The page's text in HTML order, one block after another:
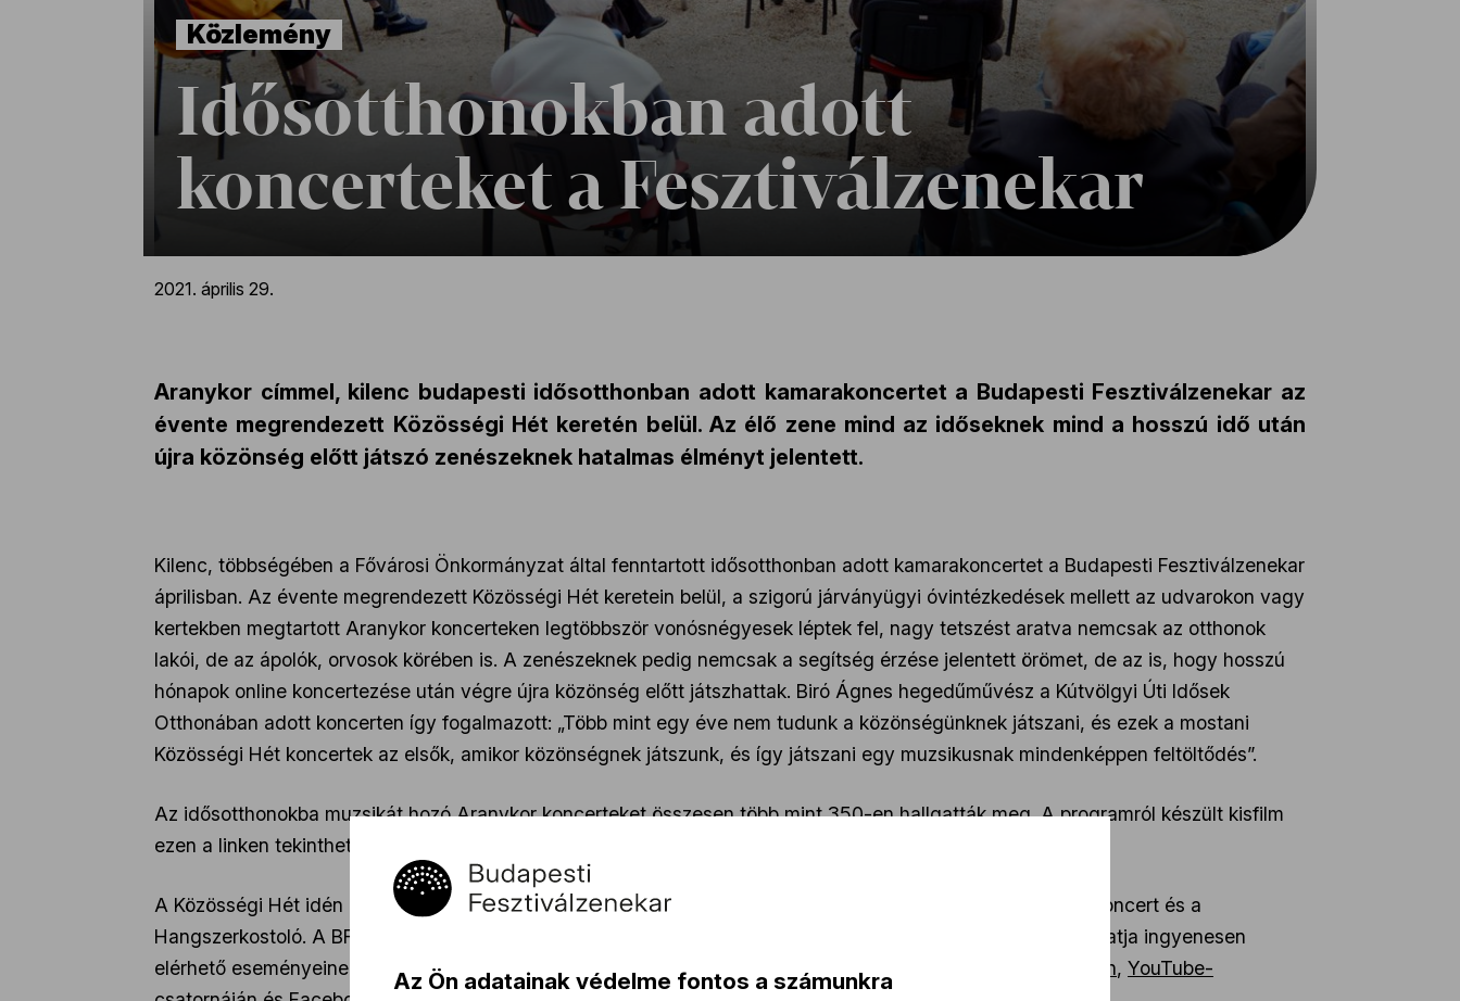
Közlemény
Idősotthonokban adott
koncerteket a Fesztiválzenekar
2021. április 29.
Aranykor címmel, kilenc budapesti idősotthonban adott kamarakoncertet a Budapesti Fesztiválzenekar az
évente megrendezett Közösségi Hét keretén belül. Az élő zene mind az időseknek mind a hosszú idő után
újra közönség előtt játszó zenészeknek hatalmas élményt jelentett.
Kilenc, többségében a Fővárosi Önkormányzat által fenntartott idősotthonban adott kamarakoncertet a Budapesti Fesztiválzenekar
áprilisban. Az évente megrendezett Közösségi Hét keretein belül, a szigorú járványügyi óvintézkedések mellett az udvarokon vagy
kertekben megtartott Aranykor koncerteken legtöbbször vonósnégyesek léptek fel, nagy tetszést aratva nemcsak az otthonok
lakói, de az ápolók, orvosok körében is. A zenészeknek pedig nemcsak a segítség érzése jelentett örömet, de az is, hogy hosszú
hónapok online koncertezése után végre újra közönség előtt játszhattak. Biró Ágnes hegedűművész a Kútvölgyi Úti Idősek
Otthonában adott koncerten így fogalmazott: „Több mint egy éve nem tudunk a közönségünknek játszani, és ezek a mostani
Közösségi Hét koncertek az elsők, amikor közönségnek játszunk, és így játszani egy muzsikusnak mindenképpen feltöltődés”.
Az idősotthonokba muzsikát hozó Aranykor koncerteket összesen több mint 350-en hallgatták meg. A programról készült kisfilm
ezen a linken tekinthető meg:
A Közösségi Hét idén is megszólította a gyerekeket is: online több napig elérhetőek voltak a Zenevár mesekoncert és a
Hangszerkostoló. A BFZ április utolsó és május első hetében az Online zenés körút kamarakoncertjeivel folytatja ingyenesen
elérhető eseményeinek sorát: a Fővárosi Levéltárban rögzített hangversenyek elérhetőek a zenekar
honlapján, YouTube-
Az Ön adatainak védelme fontos a számunkra